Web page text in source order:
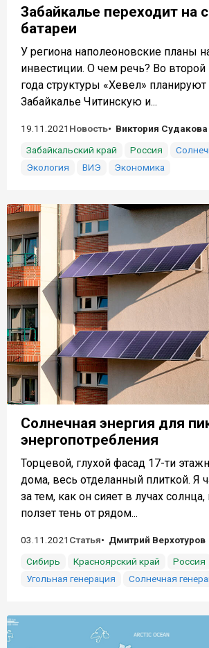
Забайкалье переходит на
батареи
У региона наполеоновские планы
инвестиции. О чем речь? Во
года структуры «Хевел» планируют
Забайкалье Читинскую и...
19.11.2021 Новость
Виктория Судакова
Забайкальский край
Россия
Экология
ВИЭ Экономика
Солнечная энергия для
энергопотребления
Торцевой, глухой фасад 17-ти
дома, весь отделанный плиткой. Я
за тем, как он сияет в лучах
ползет тень от рядом...
03.11.2021 Статья
Дмитрий Верхотуров
Сибирь
Красноярский край Россия
Угольная генерация
Солнечная